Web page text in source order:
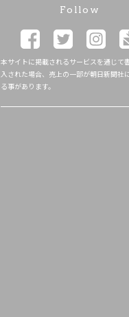
Follow
本サイトに掲載されるサービスを通じて
入された場合、売上の一部が朝日新聞社
る事があります。